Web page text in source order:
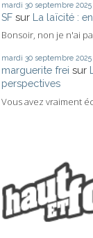
mardi 30 septembre 2025
SF sur La laïcité :
Bonsoir, non je n'ai
mardi 30 septembre 2025
marguerite frei sur
perspectives
Vous avez vraiment